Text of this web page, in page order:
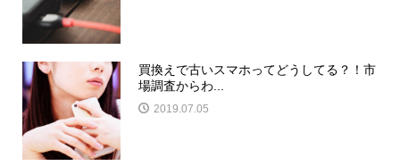
買換えで古いスマホってどうしてる？！市
場調査からわ...
2019.07.05